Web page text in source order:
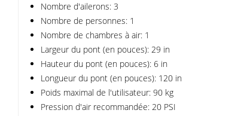
Nombre d'ailerons: 3
Nombre de personnes: 1
Nombre de chambres à air: 1
Largeur du pont (en pouces): 29 in
Hauteur du pont (en pouces): 6 in
Longueur du pont (en pouces): 120 in
Poids maximal de l'utilisateur: 90 kg
Pression d'air recommandée: 20 PSI